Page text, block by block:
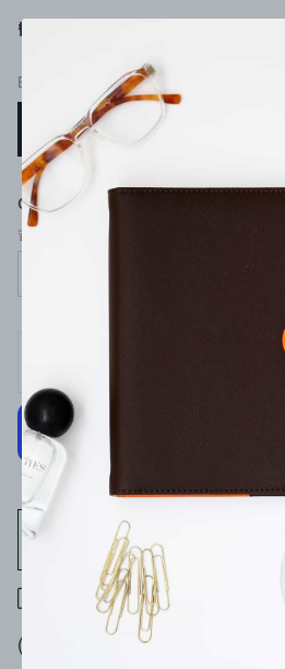
₺ 60.00
BOYUT
15 x 21 (A5)
Çerçeve Seçimi
🚨 DİKKAT | Lütfen çerçeve ölçüsünü
400 TL üzeri ücretsiz kargo
7 gün içinde iade değişim